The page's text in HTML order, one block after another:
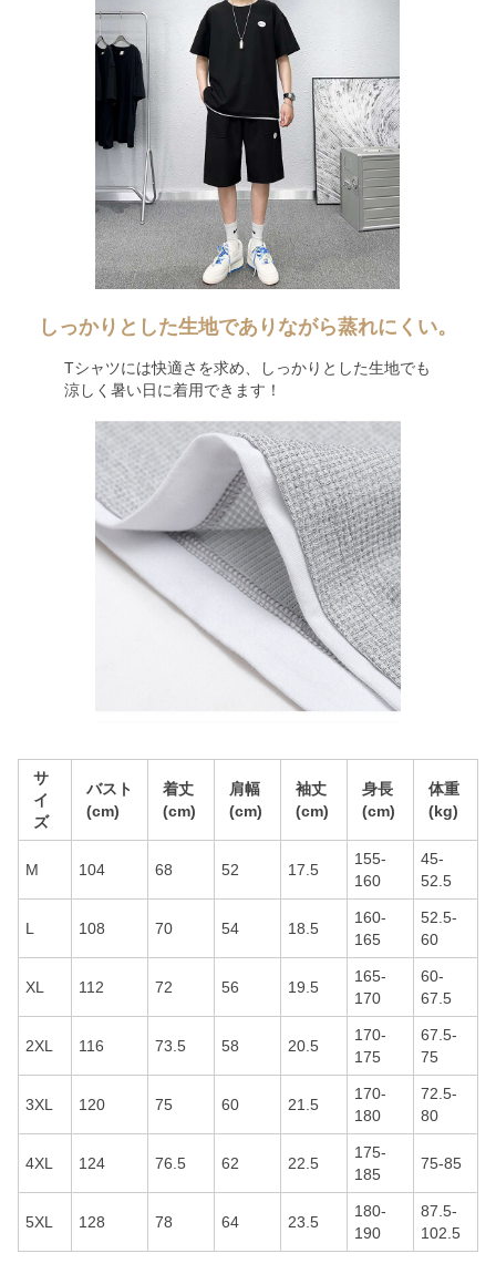
しっかりとした生地でありながら蒸れにくい。
Tシャツには快適さを求め、しっかりとした生地でも
涼しく暑い日に着用できます！
サ
イ
ズ
バスト
(cm)
着丈
(cm)
肩幅
(cm)
袖丈
(cm)
身長
(cm)
体重
(kg)
M 104 68 52 17.5
155-
160
45-
52.5
L 108 70 54 18.5
160-
165
52.5-
60
XL 112 72 56 19.5
165-
170
60-
67.5
2XL 116 73.5 58 20.5
170-
175
67.5-
75
3XL 120 75 60 21.5
170-
180
72.5-
80
4XL 124 76.5 62 22.5
175-
185
75-85
5XL 128 78 64 23.5
180-
190
87.5-
102.5